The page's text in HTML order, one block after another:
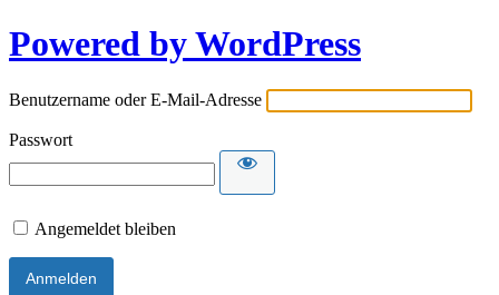
Powered by WordPress
Benutzername oder E-Mail-Adresse
Passwort
Angemeldet bleiben